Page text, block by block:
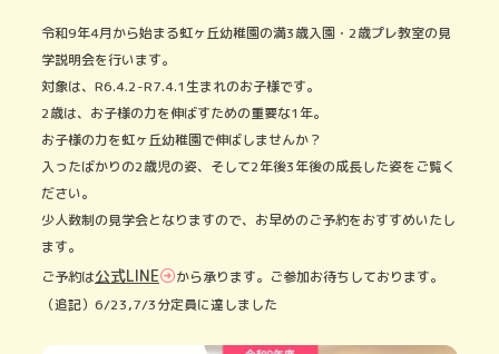
令和9年4月から始まる虹ヶ丘幼稚園の満3歳入園・2歳プレ教室の見
学説明会を行います。
対象は、R6.4.2-R7.4.1生まれのお子様です。
2歳は、お子様の力を伸ばすための重要な1年。
お子様の力を虹ヶ丘幼稚園で伸ばしませんか？
入ったばかりの2歳児の姿、そして2年後3年後の成長した姿をご覧く
ださい。
少人数制の見学会となりますので、お早めのご予約をおすすめいたし
ます。
ご予約は公式LINE
から承ります。ご参加お待ちしております。
（追記）6/23,7/3分定員に達しました